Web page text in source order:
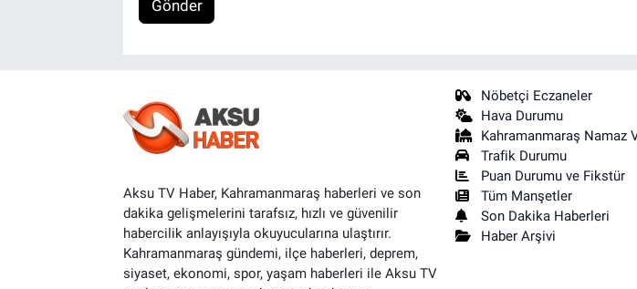
Gönder
Aksu TV Haber, Kahramanmaraş haberleri ve son
dakika gelişmelerini tarafsız, hızlı ve güvenilir
habercilik anlayışıyla okuyucularına ulaştırır.
Kahramanmaraş gündemi, ilçe haberleri, deprem,
siyaset, ekonomi, spor, yaşam haberleri ile Aksu TV
Nöbetçi Eczaneler
Hava Durumu
Kahramanmaraş Namaz
Trafik Durumu
Puan Durumu ve Fikstür
Tüm Manşetler
Son Dakika Haberleri
Haber Arşivi